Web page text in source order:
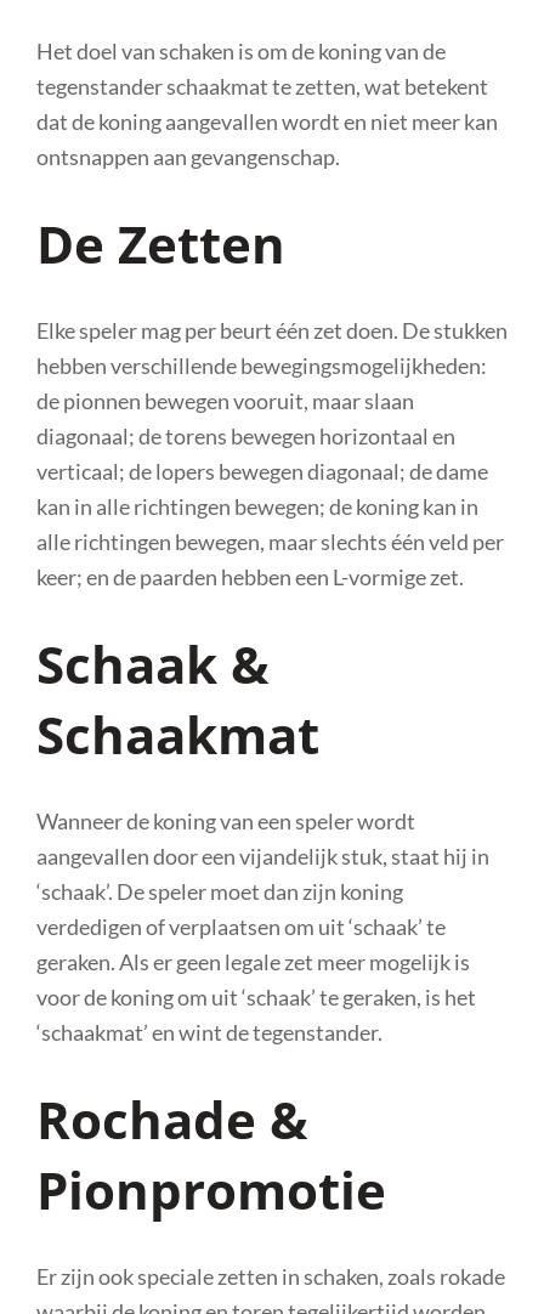
Het doel van schaken is om de koning van de
tegenstander schaakmat te zetten, wat betekent
dat de koning aangevallen wordt en niet meer kan
ontsnappen aan gevangenschap.
De Zetten
Elke speler mag per beurt één zet doen. De stukken
hebben verschillende bewegingsmogelijkheden:
de pionnen bewegen vooruit, maar slaan
diagonaal; de torens bewegen horizontaal en
verticaal; de lopers bewegen diagonaal; de dame
kan in alle richtingen bewegen; de koning kan in
alle richtingen bewegen, maar slechts één veld per
keer; en de paarden hebben een L-vormige zet.
Schaak &
Schaakmat
Wanneer de koning van een speler wordt
aangevallen door een vijandelijk stuk, staat hij in
‘schaak’. De speler moet dan zijn koning
verdedigen of verplaatsen om uit ‘schaak’ te
geraken. Als er geen legale zet meer mogelijk is
voor de koning om uit ‘schaak’ te geraken, is het
‘schaakmat’ en wint de tegenstander.
Rochade &
Pionpromotie
Er zijn ook speciale zetten in schaken, zoals rokade